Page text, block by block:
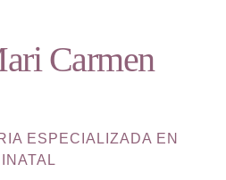
Carmen
ESPECIALIZADA EN